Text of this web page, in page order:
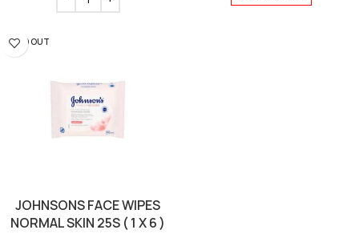
SOLD OUT
JOHNSONS FACE WIPES
NORMAL SKIN 25S ( 1 X 6 )